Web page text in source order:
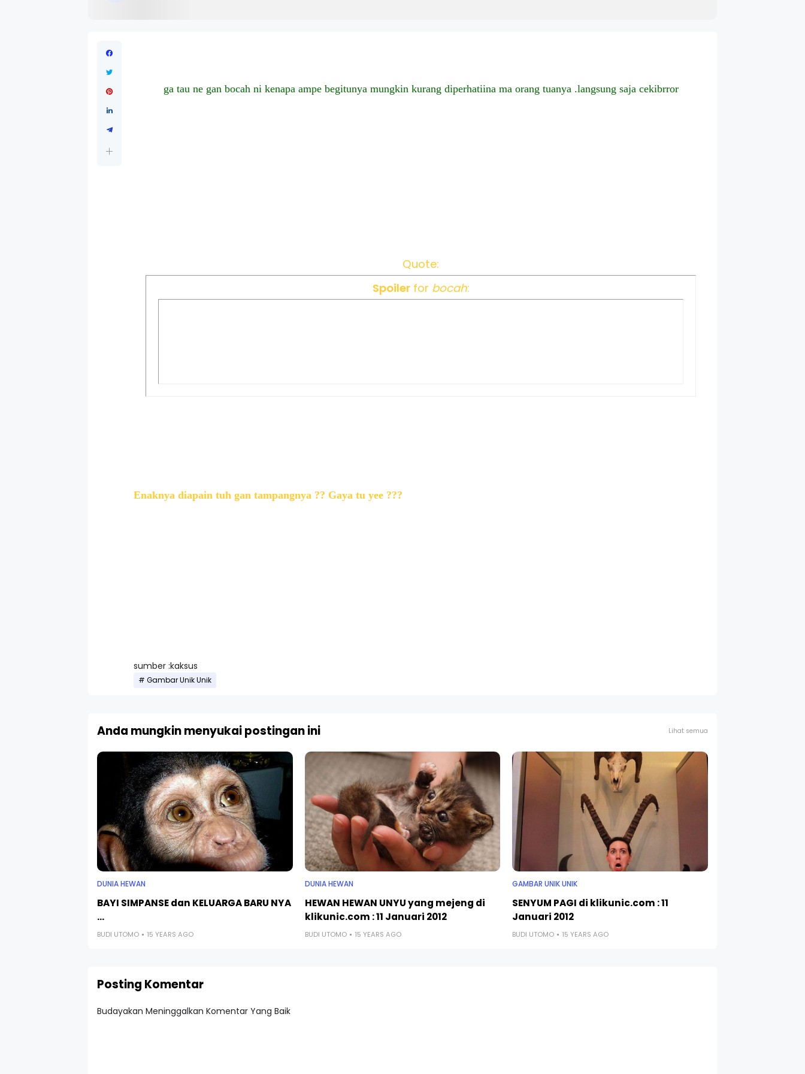
ga tau ne gan bocah ni kenapa ampe begitunya mungkin kurang diperhatiina ma orang tuanya .langsung saja cekibrror
Quote:
Spoilerfor bocah:
Enaknya diapain tuh gan tampangnya ?? Gaya tu yee ???
sumber :kaksus
Gambar Unik Unik
Anda mungkin menyukai postingan ini Lihat semua
DUNIA HEWAN
BAYI SIMPANSE dan KELUARGA BARU NYA
...
BUDI UTOMO 15 YEARS AGO
DUNIA HEWAN
HEWAN HEWAN UNYU yang mejeng di
klikunic.com : 11 Januari 2012
BUDI UTOMO 15 YEARS AGO
GAMBAR UNIK UNIK
SENYUM PAGI di klikunic.com : 11
Januari 2012
BUDI UTOMO 15 YEARS AGO
Posting Komentar
Budayakan Meninggalkan Komentar Yang Baik